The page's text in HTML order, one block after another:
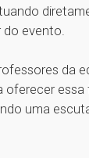
do evento.
da
oferecer
uma